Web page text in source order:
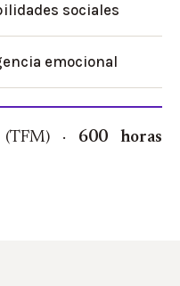
sociales
emocional
· 600 horas